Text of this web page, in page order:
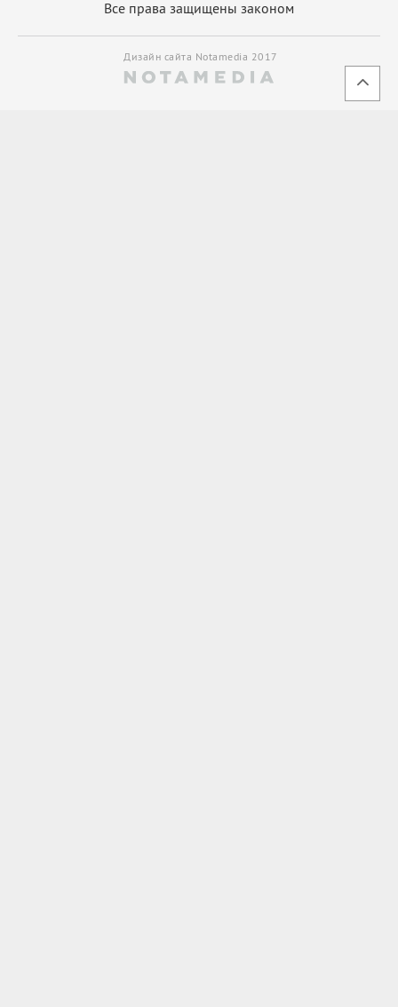
Все права защищены законом
Дизайн сайта Notamedia 2017